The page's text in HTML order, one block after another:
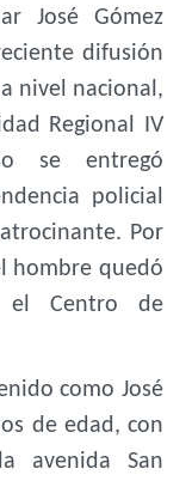
José Gómez
difusión
nivel nacional,
Regional IV
se entregó
policial
Por
hombre quedó
el Centro de
como José
de edad, con
avenida San